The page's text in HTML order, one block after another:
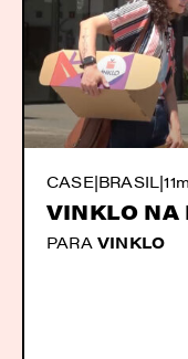
CASE|BRASIL |
VINKLO NA
PARA VINKLO